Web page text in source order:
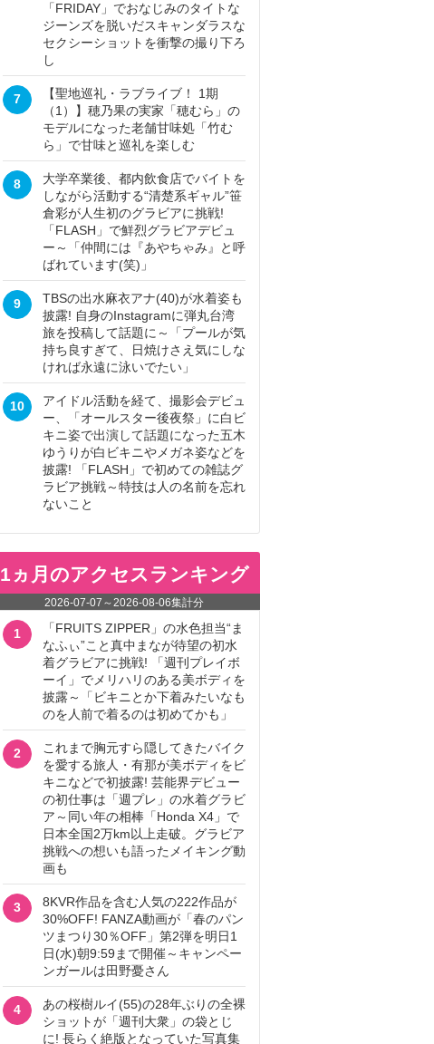
「FRIDAY」でおなじみのタイトな
ジーンズを脱いだスキャンダラスな
セクシーショットを衝撃の撮り下ろ
し
7
【聖地巡礼・ラブライブ！ 1期
（1）】穂乃果の実家「穂むら」の
モデルになった老舗甘味処「竹む
ら」で甘味と巡礼を楽しむ
8
大学卒業後、都内飲食店でバイトを
しながら活動する“清楚系ギャル”笹
倉彩が人生初のグラビアに挑戦!
「FLASH」で鮮烈グラビアデビュ
ー～「仲間には『あやちゃみ』と呼
ばれています(笑)」
9
TBSの出水麻衣アナ(40)が水着姿も
披露! 自身のInstagramに弾丸台湾
旅を投稿して話題に～「プールが気
持ち良すぎて、日焼けさえ気にしな
ければ永遠に泳いでたい」
10
アイドル活動を経て、撮影会デビュ
ー、「オールスター後夜祭」に白ビ
キニ姿で出演して話題になった五木
ゆうりが白ビキニやメガネ姿などを
披露! 「FLASH」で初めての雑誌グ
ラビア挑戦～特技は人の名前を忘れ
ないこと
1ヵ月のアクセスランキング
2026-07-07 ～2026-08-06集計分
1
「FRUITS ZIPPER」の水色担当“ま
なふぃ”こと真中まなが待望の初水
着グラビアに挑戦! 「週刊プレイボ
ーイ」でメリハリのある美ボディを
披露～「ビキニとか下着みたいなも
のを人前で着るのは初めてかも」
2
これまで胸元すら隠してきたバイク
を愛する旅人・有那が美ボディをビ
キニなどで初披露! 芸能界デビュー
の初仕事は「週プレ」の水着グラビ
ア～同い年の相棒「Honda X4」で
日本全国2万km以上走破。グラビア
挑戦への想いも語ったメイキング動
画も
3
8KVR作品を含む人気の222作品が
30%OFF! FANZA動画が「春のパン
ツまつり30％OFF」第2弾を明日1
日(水)朝9:59まで開催～キャンペー
ンガールは田野憂さん
4
あの桜樹ルイ(55)の28年ぶりの全裸
ショットが「週刊大衆」の袋とじ
に! 長らく絶版となっていた写真集